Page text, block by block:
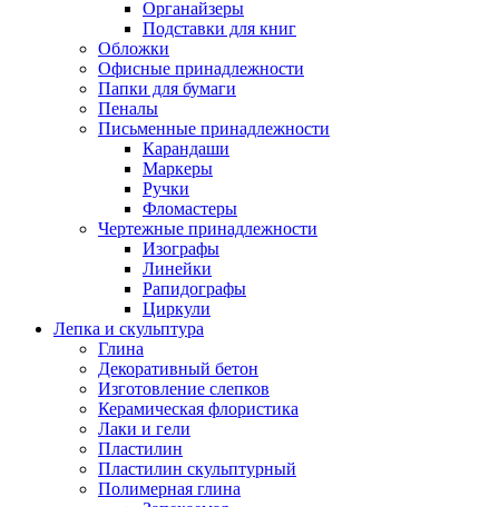
Органайзеры
Подставки для книг
Обложки
Офисные принадлежности
Папки для бумаги
Пеналы
Письменные принадлежности
Карандаши
Маркеры
Ручки
Фломастеры
Чертежные принадлежности
Изографы
Линейки
Рапидографы
Циркули
Лепка и скульптура
Глина
Декоративный бетон
Изготовление слепков
Керамическая флористика
Лаки и гели
Пластилин
Пластилин скульптурный
Полимерная глина